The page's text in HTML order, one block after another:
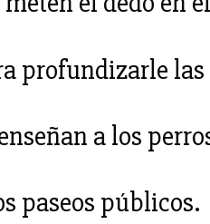
profundizarle
a los
paseos públicos.